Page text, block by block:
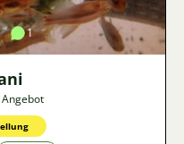
1
Angebot